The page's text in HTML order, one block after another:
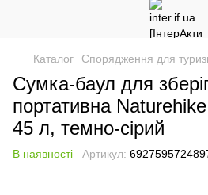
Каталог Спорядження для
Сумка-баул для
портативна
45 л, темно-сірий
В наявності Артикул: